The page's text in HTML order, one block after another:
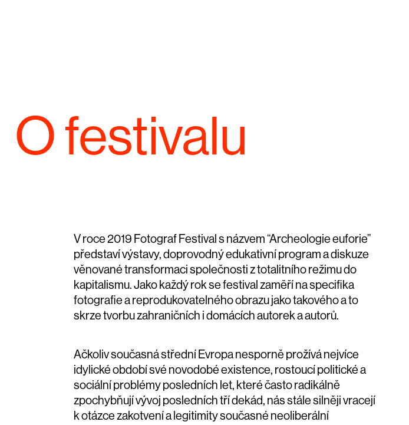
O festivalu
V roce 2019 Fotograf Festival s názvem “Archeologie euforie”
představí výstavy, doprovodný edukativní program a diskuze
věnované transformaci společnosti z totalitního režimu do
kapitalismu. Jako každý rok se festival zaměří na specifika
fotografie a reprodukovatelného obrazu jako takového a to
skrze tvorbu zahraničních i domácích autorek a autorů.
Ačkoliv současná střední Evropa nesporně prožívá nejvíce
idylické období své novodobé existence, rostoucí politické a
sociální problémy posledních let, které často radikálně
zpochybňují vývoj posledních tří dekád, nás stále silněji vracejí
k otázce zakotvení a legitimity současné neoliberální